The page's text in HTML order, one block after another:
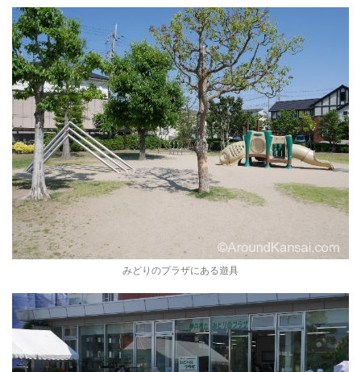
みどりのプラザにある遊具